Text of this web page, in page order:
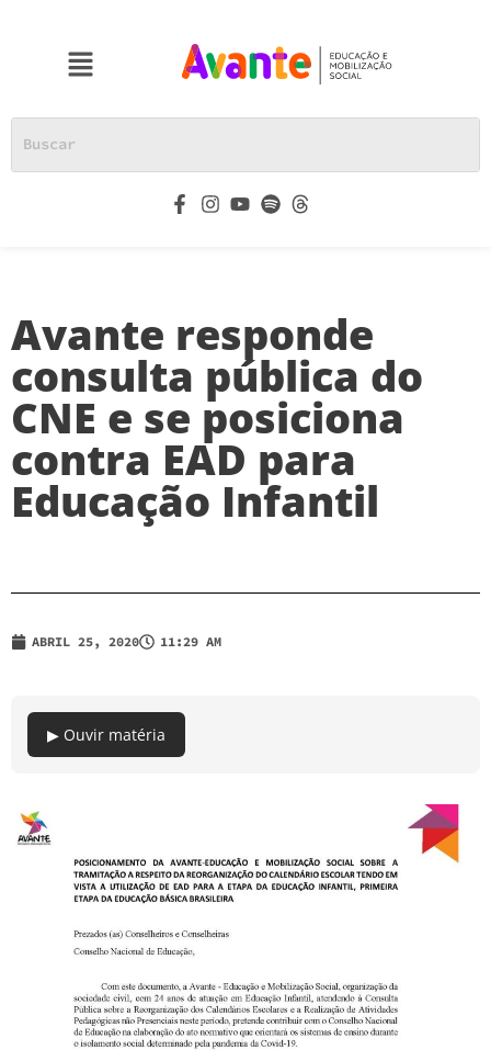
Avante responde
consulta pública do
CNE e se posiciona
contra EAD para
Educação Infantil
ABRIL 25, 2020 11:29 AM
▶ Ouvir matéria